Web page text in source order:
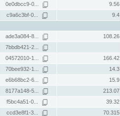
0e0dbcc9-0... 9.56
c9a6c3bf-0... 9.4
ade3a084-8... 108.26
7bbdb421-2...
04572010-1... 166.42
70bee932-1... 14.3
e6b68bc2-6... 15.9
8177a148-5... 213.07
f5bc4a51-0... 39.32
ccd3e8f1-3... 70.315